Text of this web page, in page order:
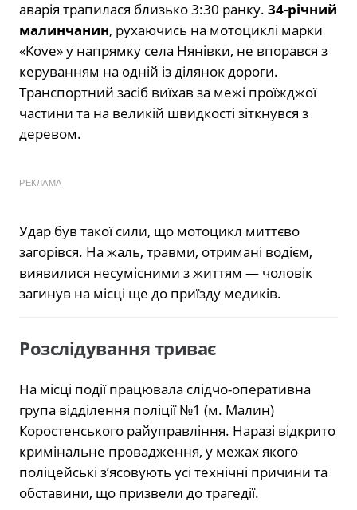
аварія трапилася близько 3:30 ранку. 34-річний
малинчанин, рухаючись на мотоциклі марки
«Kove» у напрямку села Нянівки, не впорався з
керуванням на одній із ділянок дороги.
Транспортний засіб виїхав за межі проїжджої
частини та на великій швидкості зіткнувся з
деревом.
РЕКЛАМА
Удар був такої сили, що мотоцикл миттєво
загорівся. На жаль, травми, отримані водієм,
виявилися несумісними з життям — чоловік
загинув на місці ще до приїзду медиків.
Розслідування триває
На місці події працювала слідчо-оперативна
група відділення поліції №1 (м. Малин)
Коростенського райуправління. Наразі відкрито
кримінальне провадження, у межах якого
поліцейські з’ясовують усі технічні причини та
обставини, що призвели до трагедії.